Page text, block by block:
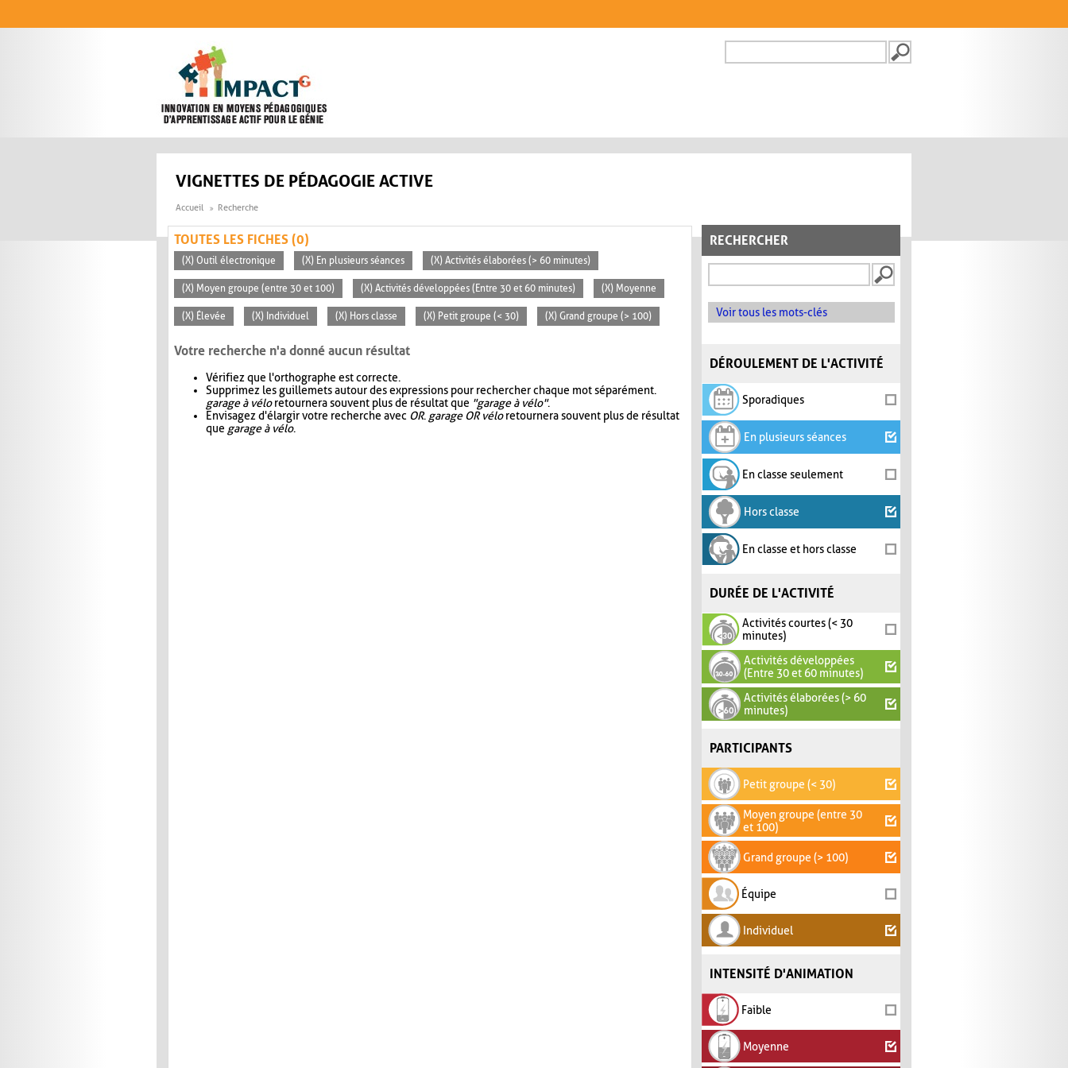
FORMULAIRE DE
VIGNETTES DE PÉDAGOGIE ACTIVE
Accueil Recherche
RECHERCHER
Voir tous les mots-clés
DÉROULEMENT DE L'ACTIVITÉ
Sporadiques
En plusieurs séances
En classe seulement
Hors classe
En classe et hors classe
DURÉE DE L'ACTIVITÉ
Activités courtes (< 30
minutes)
Activités développées
(Entre 30 et 60 minutes)
Activités élaborées (> 60
minutes)
PARTICIPANTS
Petit groupe (< 30)
Moyen groupe (entre 30
et 100)
Grand groupe (> 100)
Équipe
Individuel
INTENSITÉ D'ANIMATION
Faible
Moyenne
TOUTES LES FICHES (0)
(X) Outil électronique (X) En plusieurs séances (X) Activités élaborées (> 60 minutes)
(X) Moyen groupe (entre 30 et 100) (X) Activités développées (Entre 30 et 60 minutes) (X) Moyenne
(X) Élevée (X) Individuel (X) Hors classe (X) Petit groupe (< 30) (X) Grand groupe (> 100)
Votre recherche n'a donné aucun résultat
Vérifiez que l'orthographe est correcte.
Supprimez les guillemets autour des expressions pour rechercher chaque mot séparément.
garage à véloretournera souvent plus de résultat que "garage à vélo".
Envisagez d'élargir votre recherche avec OR. garage OR véloretournera souvent plus de résultat
que garage à vélo.